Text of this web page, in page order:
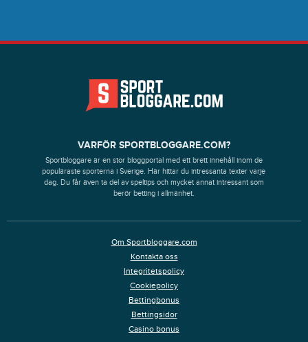
VARFÖR SPORTBLOGGARE.COM?
Sportbloggare är en stor bloggportal med ett brett innehåll inom de
populäraste sporterna i Sverige. Här hittar du intressanta texter varje
dag. Du får även ta del av speltips och mycket annat intressant som
berör betting i allmänhet.
Om Sportbloggare.com
Kontakta oss
Integritetspolicy
Cookiepolicy
Bettingbonus
Bettingsidor
Casino bonus